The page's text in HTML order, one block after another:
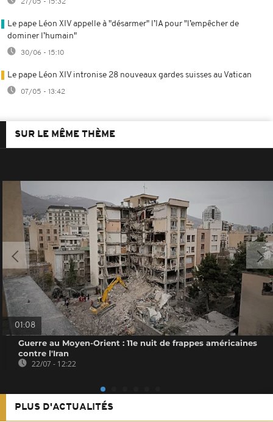
27/05 - 15:32
Le pape Léon XIV appelle à "désarmer" l’IA pour "l’empêcher de
dominer l’humain"
30/06 - 15:10
Le pape Léon XIV intronise 28 nouveaux gardes suisses au Vatican
07/05 - 13:42
SUR LE MÊME THÈME
01:08
Guerre au Moyen-Orient : 11e nuit de frappes américaines
contre l'Iran
22/07 - 12:22
PLUS D'ACTUALITÉS